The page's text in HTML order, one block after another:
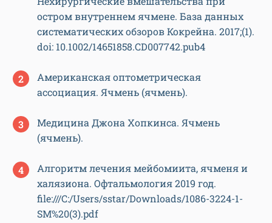
остром внутреннем ячмене. База данных
систематических обзоров Кокрейна. 2017;(1).
doi: 10.1002/14651858.CD007742.pub4
Американская оптометрическая
ассоциация. Ячмень (ячмень).
Медицина Джона Хопкинса. Ячмень
(ячмень).
Алгоритм лечения мейбомиита, ячменя и
халязиона. Офтальмология 2019 год.
file:///C:/Users/sstar/Downloads/1086-3224-1-
SM%20(3).pdf